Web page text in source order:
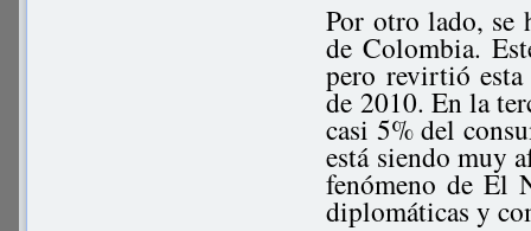
Por otro lado, se
de Colombia.
pero revirtió esta
de 2010. En la
casi 5% del
está siendo muy
fenómeno de El
diplomáticas y